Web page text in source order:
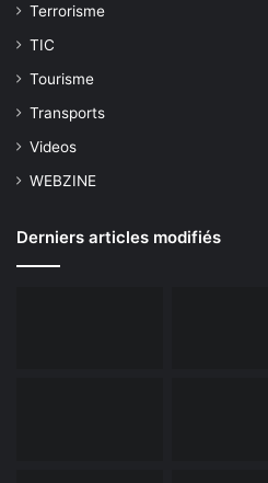
Terrorisme
TIC
Tourisme
Transports
Videos
WEBZINE
Derniers articles modifiés